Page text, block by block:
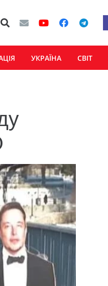
УКРАЇНА СВІТ